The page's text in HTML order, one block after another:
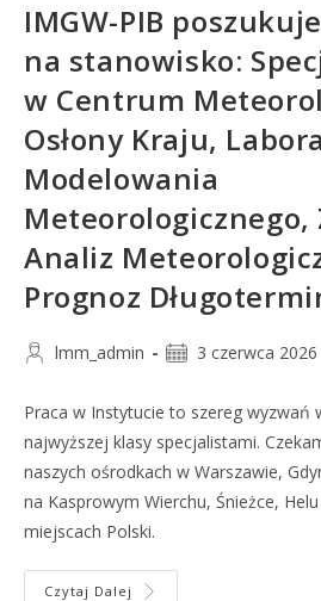
IMGW-PIB
na stanowisko:
w Centrum
Osłony Kraju,
Modelowania
Meteorologicznego,
Analiz
Prognoz
lmm_admin 3 czerwca 2026
Praca w Instytucie to szereg wyzwań
najwyższej klasy specjalistami.
naszych ośrodkach w Warszawie,
na Kasprowym Wierchu, Śnieżce,
miejscach Polski.
Czytaj Dalej